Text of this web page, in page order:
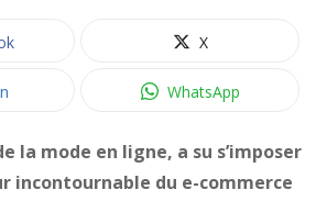
X
WhatsApp
la mode en ligne, a su s’imposer
incontournable du e-commerce